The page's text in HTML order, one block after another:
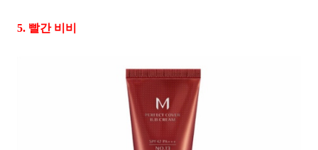
5. 빨간 비비